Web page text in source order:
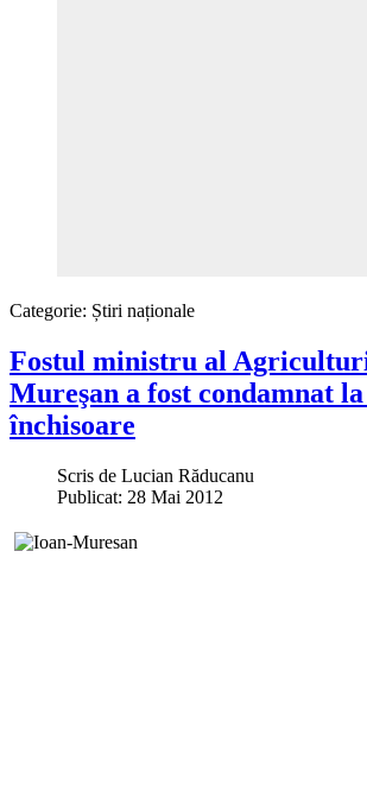
Categorie: Știri naționale
Fostul ministru al
Mureşan a fost condamnat
închisoare
Scris de Lucian Răducanu
Publicat: 28 Mai 2012